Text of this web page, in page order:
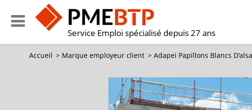
Service Emploi spécialisé depuis 27 ans
Accueil > Marque employeur client > Adapei Papillons Blancs